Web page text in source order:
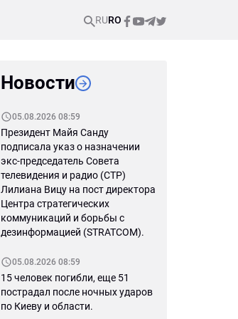
RURO
Новости
05.08.2026 08:59
Президент Майя Санду
подписала указ о назначении
экс-председатель Совета
телевидения и радио (СТР)
Лилиана Вицу на пост директора
Центра стратегических
коммуникаций и борьбы с
дезинформацией (STRATCOM).
05.08.2026 08:59
15 человек погибли, еще 51
пострадал после ночных ударов
по Киеву и области.